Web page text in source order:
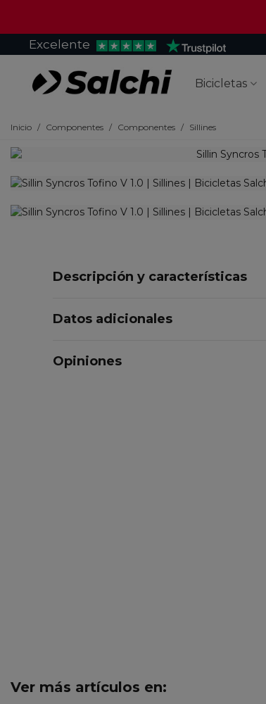
Excelente
Bicicletas
Inicio / Componentes / Componentes / Sillines
Descripción y características
Datos adicionales
Opiniones
Ver más artículos en: